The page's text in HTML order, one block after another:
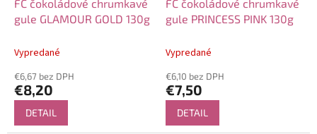
FC čokoládové chrumkavé
gule GLAMOUR GOLD 130g
Vypredané
€6,67 bez DPH
€8,20
DETAIL
FC čokoládové chrumkavé
gule PRINCESS PINK 130g
Vypredané
€6,10 bez DPH
€7,50
DETAIL